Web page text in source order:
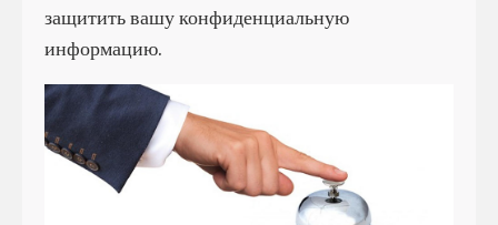
защитить вашу конфиденциальную
информацию.